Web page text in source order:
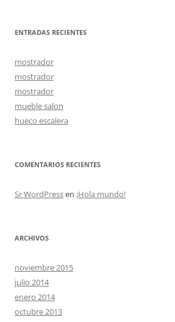
ENTRADAS RECIENTES
mostrador
mostrador
mostrador
mueble salon
hueco escalera
COMENTARIOS RECIENTES
Sr WordPressen ¡Hola mundo!
ARCHIVOS
noviembre 2015
julio 2014
enero 2014
octubre 2013